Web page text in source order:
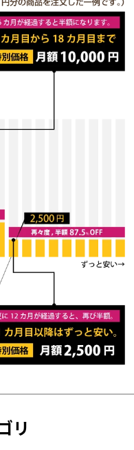
リ